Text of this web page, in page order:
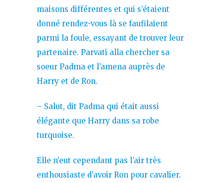
maisons différentes et qui s’étaient
donné rendez-vous là se faufilaient
parmi la foule, essayant de trouver leur
partenaire. Parvati alla chercher sa
soeur Padma et l’amena auprès de
Harry et de Ron.
– Salut, dit Padma qui était aussi
élégante que Harry dans sa robe
turquoise.
Elle n’eut cependant pas l’air très
enthousiaste d’avoir Ron pour cavalier.